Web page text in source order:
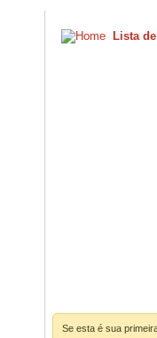
Lista
Se esta é sua